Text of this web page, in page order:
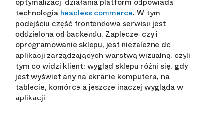
technologia headless commerce. W tym
podejściu część frontendowa serwisu jest
oddzielona od backendu. Zaplecze, czyli
oprogramowanie sklepu, jest niezależne do
aplikacji zarządzających warstwą wizualną, czyli
tym co widzi klient: wygląd sklepu różni się, gdy
jest wyświetlany na ekranie komputera, na
tablecie, komórce a jeszcze inaczej wygląda w
aplikacji.